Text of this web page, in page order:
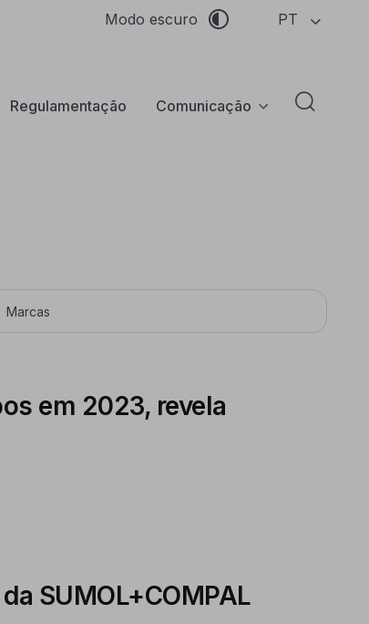
Modo escuro PT
Regulamentação Comunicação Abrir
em 2023, revela
SUMOL+COMPAL